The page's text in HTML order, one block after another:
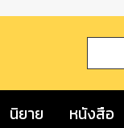
นิยาย หนังสือ